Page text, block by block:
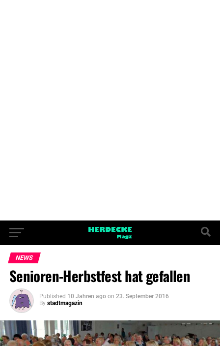
NEWS
Senioren-Herbstfest hat gefallen
Published 10 Jahren ago on 23. September 2016
By stadtmagazin